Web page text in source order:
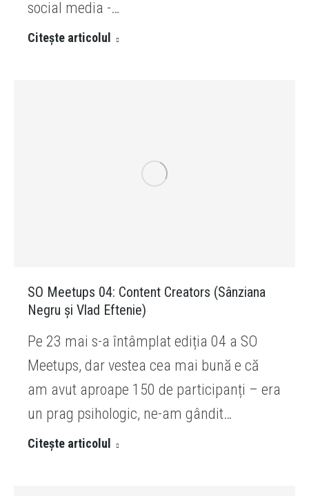
social media -…
Citește articolul
SO Meetups 04: Content Creators (Sânziana
Negru și Vlad Eftenie)
Pe 23 mai s-a întâmplat ediția 04 a SO
Meetups, dar vestea cea mai bună e că
am avut aproape 150 de participanți – era
un prag psihologic, ne-am gândit…
Citește articolul